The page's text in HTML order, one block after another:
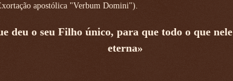
apostólica "Verbum Domini").
deu o seu Filho único, para que todo o que
eterna»